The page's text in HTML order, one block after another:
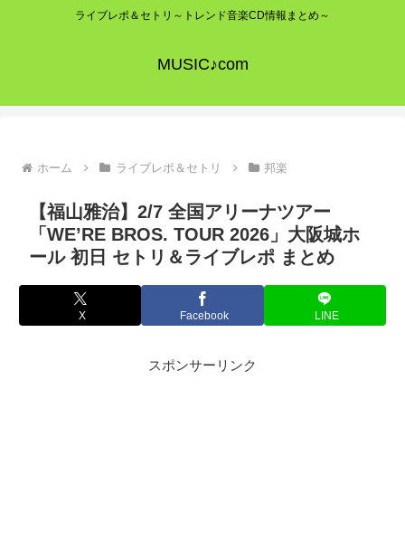
ライブレポ＆セトリ～トレンド音楽CD情報まとめ～
MUSIC♪com
ホーム ライブレポ＆セトリ 邦楽
【福山雅治】2/7 全国アリーナツアー
「WE’RE BROS. TOUR 2026」大阪城ホ
ール 初日 セトリ＆ライブレポ まとめ
X Facebook LINE
スポンサーリンク